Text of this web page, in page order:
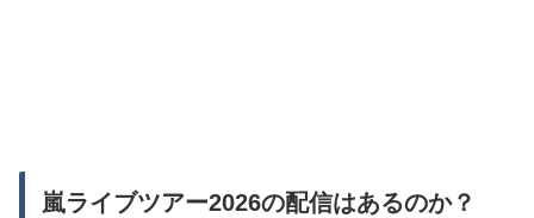
嵐ライブツアー2026の配信はあるのか？